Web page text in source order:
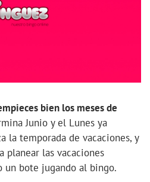
bien los meses de
Junio y el Lunes ya
la temporada de vacaciones, y
planear las vacaciones
un bote jugando al bingo.